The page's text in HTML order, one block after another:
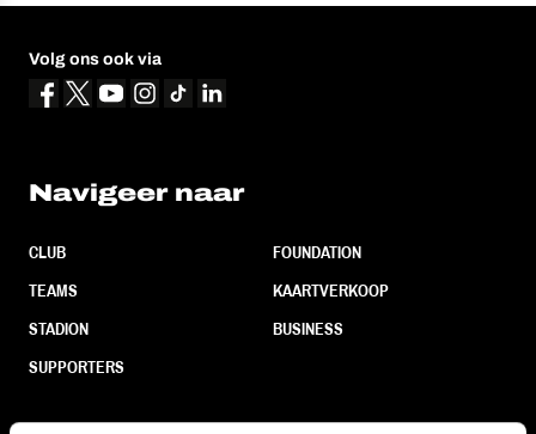
Volg ons ook via
Navigeer naar
CLUB
TEAMS
STADION
SUPPORTERS
FOUNDATION
KAARTVERKOOP
BUSINESS